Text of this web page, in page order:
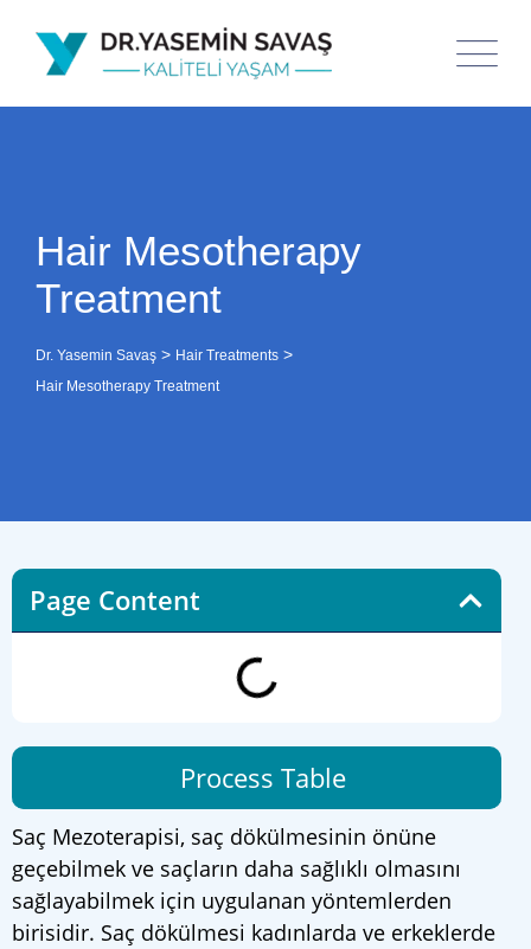
Hair Mesotherapy
Treatment
Dr. Yasemin Savaş > Hair Treatments >
Hair Mesotherapy Treatment
Page Content
Process Table
Saç Mezoterapisi, saç dökülmesinin önüne
geçebilmek ve saçların daha sağlıklı olmasını
sağlayabilmek için uygulanan yöntemlerden
birisidir. Saç dökülmesi kadınlarda ve erkeklerde